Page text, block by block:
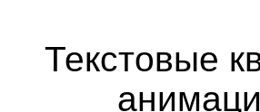
Текстовые